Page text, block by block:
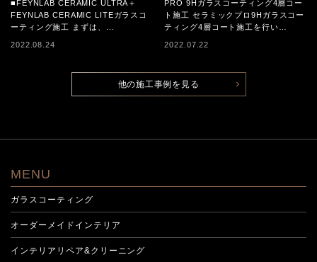
コーティング施工
■FEYNLAB CERAMIC ULTRA＋
FEYNLAB CERAMIC LITEガラスコ
ーティング施工 まずは、…
2022.08.24
PRO 9Hガラスコーティング4層コー
ト施工 セラミックプロ9Hガラスコー
ティング4層コート施工を行い…
2022.07.22
他の施工事例を見る
MENU
ガラスコーティング
オーダーメイドインテリア
インテリアリペア&クリーニング